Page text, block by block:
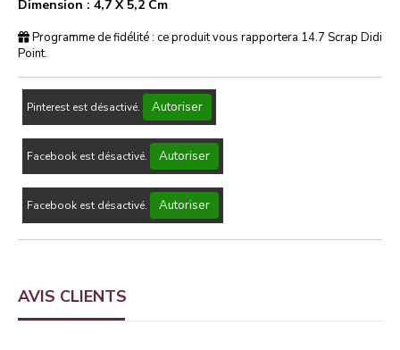
Dimension : 4,7 X 5,2 Cm
Programme de fidélité : ce produit vous rapportera 14.7 Scrap Didi
Point.
Pinterest est désactivé. Autoriser
Facebook est désactivé. Autoriser
Facebook est désactivé. Autoriser
AVIS CLIENTS